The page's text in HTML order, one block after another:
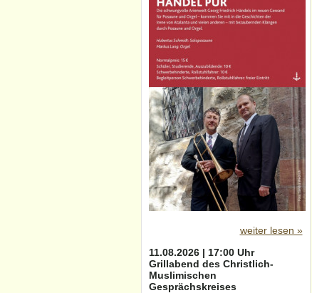
weiter lesen »
11.08.2026 | 17:00 Uhr
Grillabend des Christlich-
Muslimischen
Gesprächskreises